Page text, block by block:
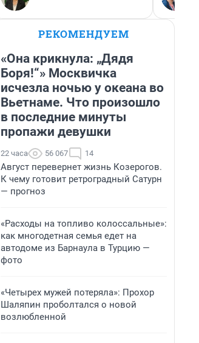
РЕКОМЕНДУЕМ
«Она крикнула: „Дядя
Боря!“» Москвичка
исчезла ночью у океана во
Вьетнаме. Что произошло
в последние минуты
пропажи девушки
22 часа 56 067 14
Август перевернет жизнь Козерогов.
К чему готовит ретроградный Сатурн
— прогноз
«Расходы на топливо колоссальные»:
как многодетная семья едет на
автодоме из Барнаула в Турцию —
фото
«Четырех мужей потеряла»: Прохор
Шаляпин проболтался о новой
возлюбленной